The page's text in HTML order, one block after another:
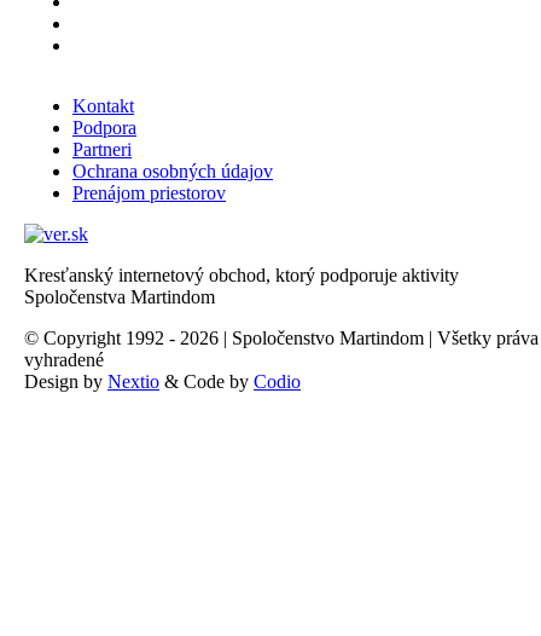
Kontakt
Podpora
Partneri
Ochrana osobných údajov
Prenájom priestorov
Kresťanský internetový obchod, ktorý podporuje aktivity
Spoločenstva Martindom
© Copyright 1992 - 2026 | Spoločenstvo Martindom | Všetky práva
vyhradené
Design by Nextio & Code by Codio